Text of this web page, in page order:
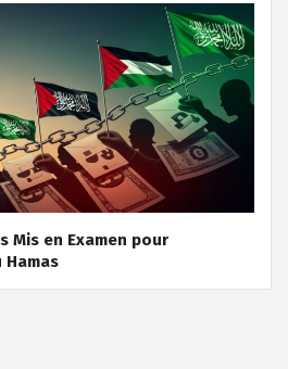
Mis en Examen pour
Hamas